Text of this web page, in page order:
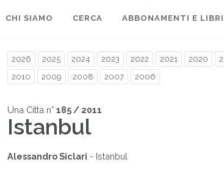
CHI SIAMO CERCA ABBONAMENTI E LIBRI
2026 2025 2024 2023 2022 2021 2020
2010
2009 2008 2007 2006
Una Città n° 185 / 2011
Istanbul
Alessandro Siclari - Istanbul